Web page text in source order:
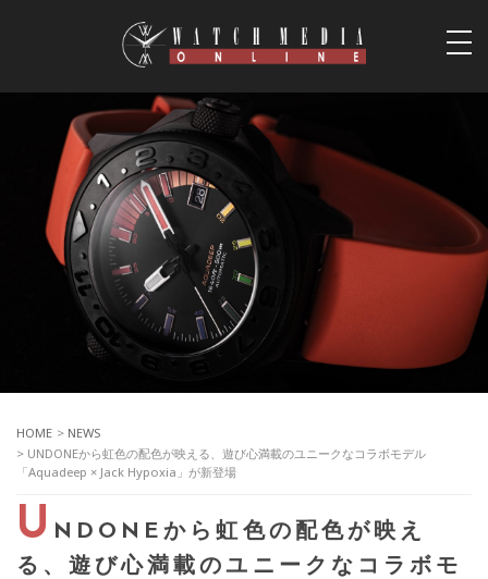
HOME > NEWS
> UNDONEから虹色の配色が映える、遊び心満載のユニークなコラボモデル
「Aquadeep × Jack Hypoxia」が新登場
U NDONEから虹色の配色が映え
る、遊び心満載のユニークなコラボモ